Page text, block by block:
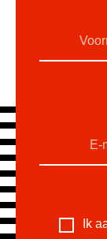
Ik